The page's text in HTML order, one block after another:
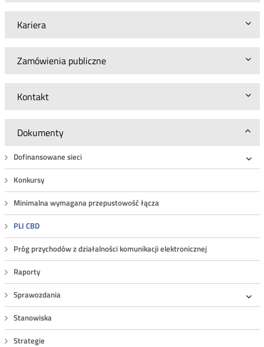
Kariera
Zamówienia publiczne
Kontakt
Dokumenty
Dofinansowane sieci
Konkursy
Minimalna wymagana przepustowość łącza
PLI CBD
Próg przychodów z działalności komunikacji elektronicznej
Raporty
Sprawozdania
Stanowiska
Strategie